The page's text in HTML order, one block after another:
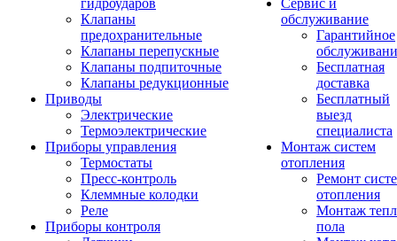
гидроударов
Клапаны
предохранительные
Клапаны перепускные
Клапаны подпиточные
Клапаны редукционные
Приводы
Электрические
Термоэлектрические
Приборы управления
Термостаты
Пресс-контроль
Клеммные колодки
Реле
Приборы контроля
Сервис и
обслуживание
Гарантийное
Бесплатная
доставка
Бесплатный
выезд
специалиста
Монтаж систем
отопления
Ремонт
отопления
Монтаж
пола